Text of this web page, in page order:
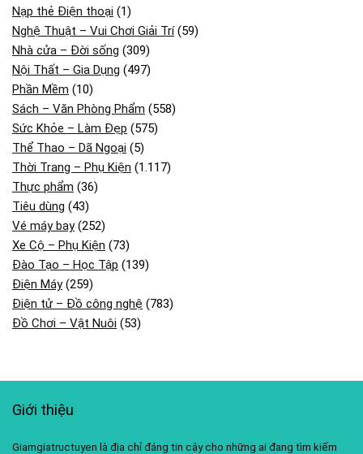
Nạp thẻ Điện thoại (1)
Nghệ Thuật – Vui Chơi Giải Trí(59)
Nhà cửa – Đời sống (309)
Nội Thất – Gia Dụng (497)
Phần Mềm (10)
Sách – Văn Phòng Phẩm (558)
Sức Khỏe – Làm Đẹp (575)
Thể Thao – Dã Ngoại (5)
Thời Trang – Phụ Kiện (1.117)
Thực phẩm (36)
Tiêu dùng (43)
Vé máy bay(252)
Xe Cộ – Phụ Kiện (73)
Đào Tạo – Học Tập (139)
Điện Máy(259)
Điện tử – Đồ công nghệ (783)
Đồ Chơi – Vật Nuôi (53)
Giới thiệu
Giamgiatructuyen là địa chỉ đáng tin cậy cho những ai đang tìm kiếm